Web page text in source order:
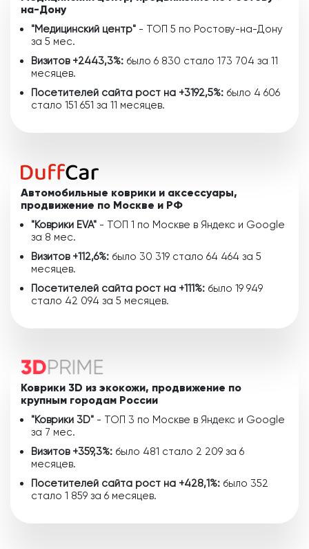
на-Дону
"Медицинский центр" - ТОП 5 по Ростову-на-Дону
за 5 мес.
Визитов +2443,3%: было 6 830 стало 173 704 за 11
месяцев.
Посетителей сайта рост на +3192,5%: было 4 606
стало 151 651 за 11 месяцев.
Автомобильные коврики и аксессуары,
продвижение по Москве и РФ
"Коврики EVA" - ТОП 1 по Москве в Яндекс и Google
за 8 мес.
Визитов +112,6%: было 30 319 стало 64 464 за 5
месяцев.
Посетителей сайта рост на +111%: было 19 949
стало 42 094 за 5 месяцев.
Коврики 3D из экокожи, продвижение по
крупным городам России
"Коврики 3D" - ТОП 3 по Москве в Яндекс и Google
за 7 мес.
Визитов +359,3%: было 481 стало 2 209 за 6
месяцев.
Посетителей сайта рост на +428,1%: было 352
стало 1 859 за 6 месяцев.